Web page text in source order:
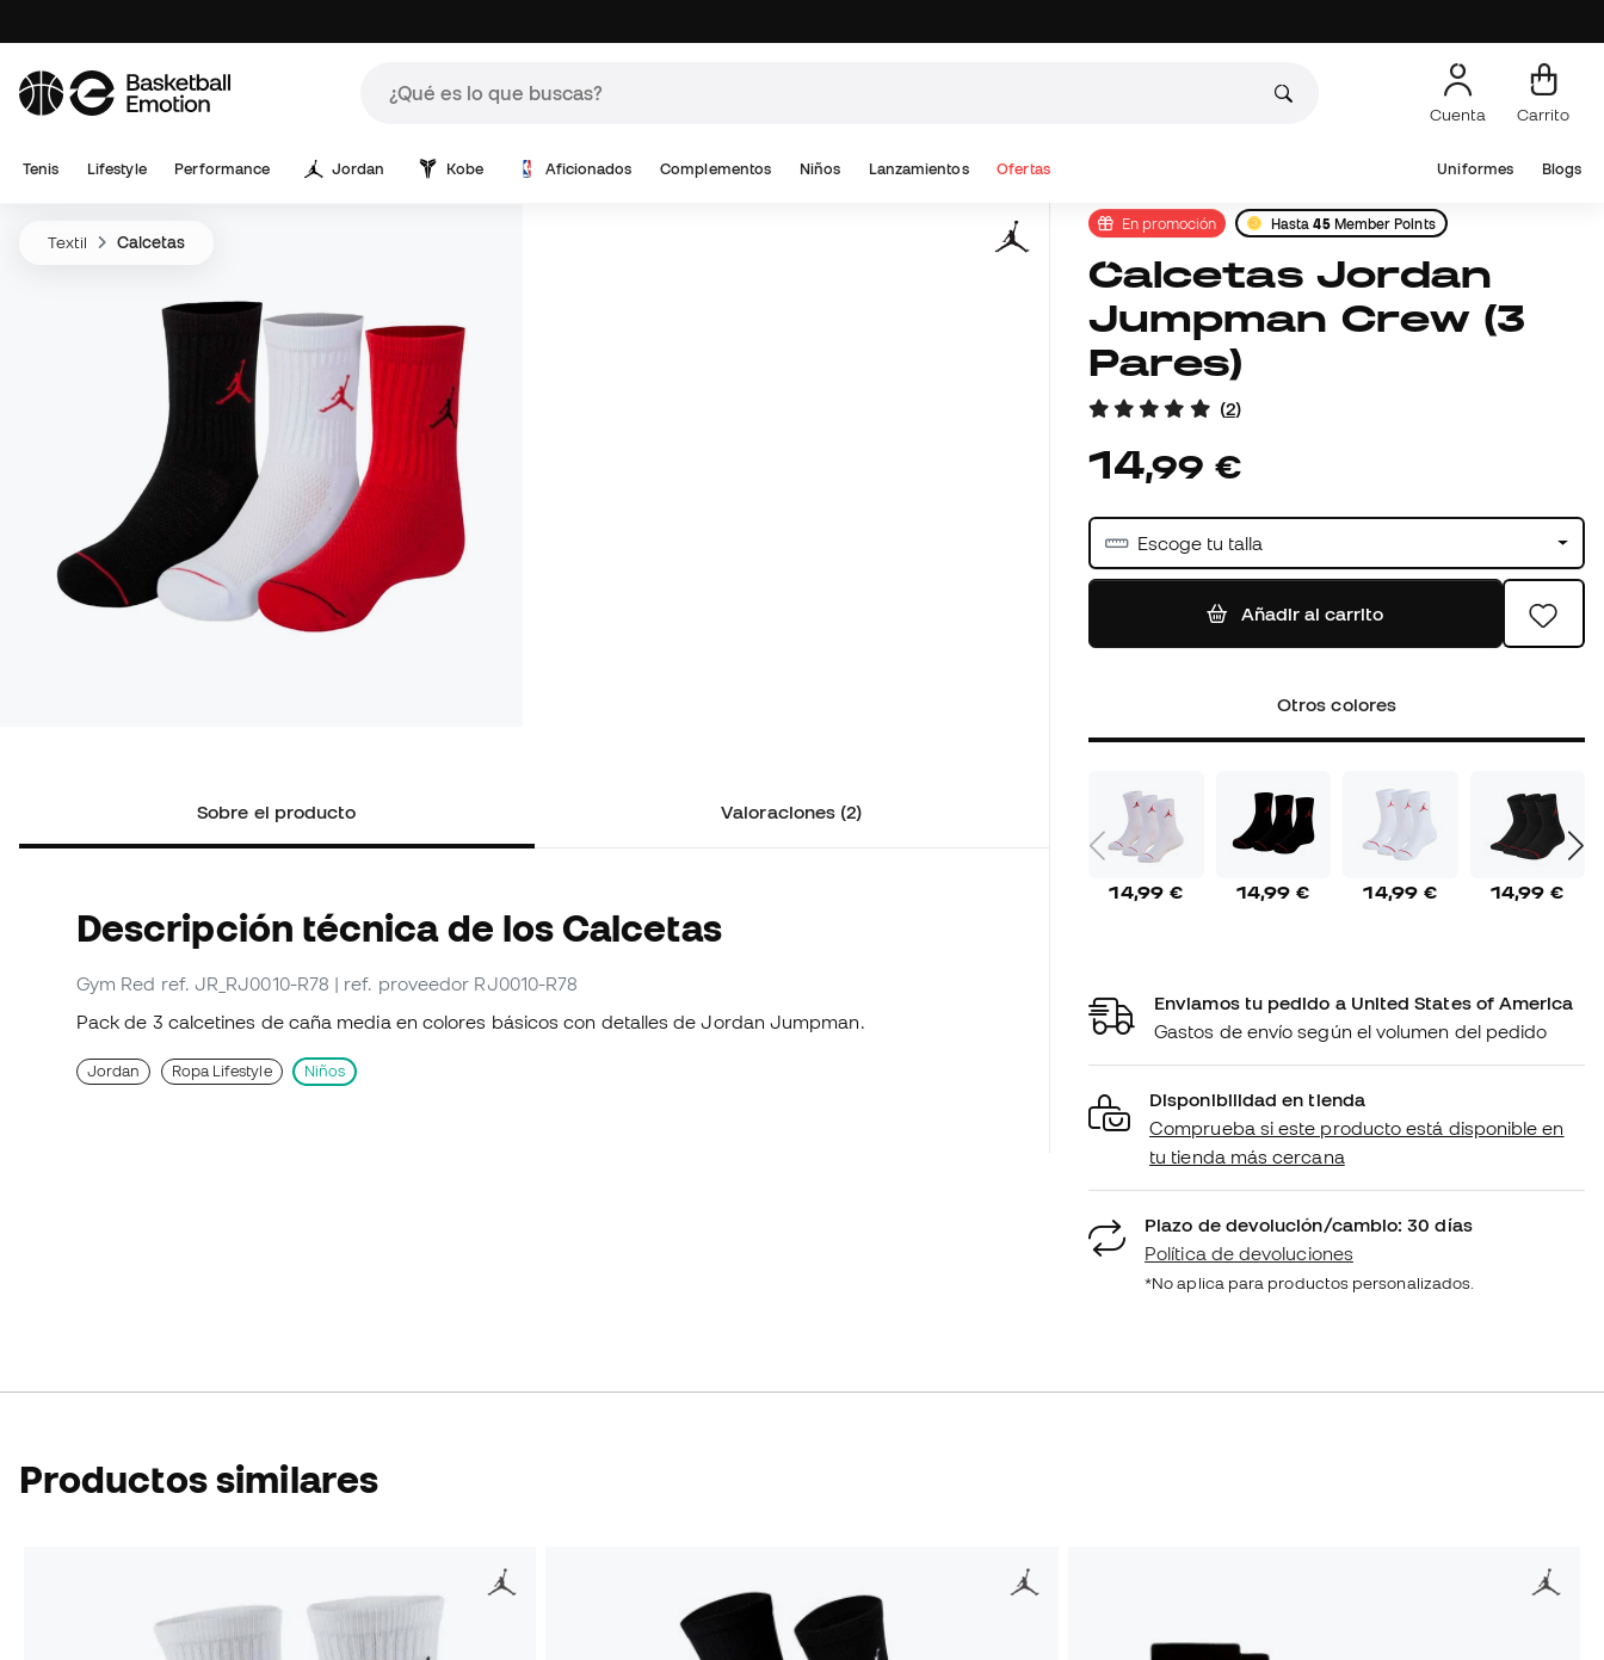
Cuenta Carrito
Tenis Lifestyle Performance Jordan Kobe Aficionados Complementos Niños Lanzamientos Ofertas Uniformes Blogs
Textil Calcetas
Sobre el producto Valoraciones (2)
Descripción técnica de los Calcetas
Gym Red ref. JR_RJ0010-R78 | ref. proveedor RJ0010-R78
Pack de 3 calcetines de caña media en colores básicos con detalles de Jordan Jumpman.
Jordan Ropa Lifestyle Niños
En promoción Hasta45Member Points
Calcetas Jordan
Jumpman Crew (3
Pares)
(2)
14,99 €
Escoge tu talla
Añadir al carrito
Otros colores
14,99 € 14,99 € 14,99 € 14,99 €
Enviamos tu pedido a United States of America
Gastos de envío según el volumen del pedido
Disponibilidad en tienda
Comprueba si este producto está disponible en
tu tienda más cercana
Plazo de devolución/cambio: 30 días
Política de devoluciones
*No aplica para productos personalizados.
Productos similares